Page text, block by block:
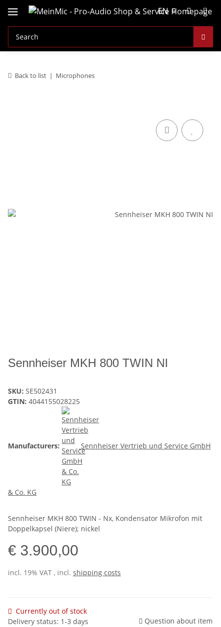
EN
Back to list Microphones
Sennheiser MKH 800 TWIN NI
SKU: SE502431
GTIN: 4044155028225
Manufacturers: Sennheiser Vertrieb und Service GmbH
& Co. KG
Sennheiser MKH 800 TWIN - Nx, Kondensator Mikrofon mit
Doppelkapsel (Niere); nickel
€ 3.900,00
incl. 19% VAT , incl. shipping costs
Currently out of stock
Delivery status: 1-3 days
Question about item